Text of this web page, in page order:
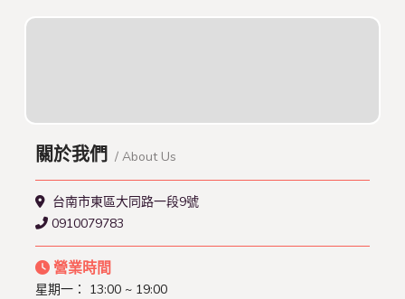
關於我們 / About Us
台南市東區大同路一段9號
0910079783
營業時間
星期一： 13:00 ~ 19:00